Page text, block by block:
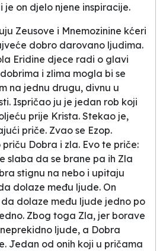
on djelo njene inspiracije.
Zeusove i Mnemozinine kćeri
dobro darovano ljudima.
Eridine djece radi o glavi
i zlima mogla bi se
na jednu drugu, divnu u
Ispričao ju je jedan rob koji
prije Krista. Stekao je,
priče. Zvao se Ezop.
priču Dobra i zla. Evo te priče:
slaba da se brane pa ih Zla
stignu na nebo i upitaju
dolaze među ljude. On
dolaze među ljude jedno po
Zbog toga Zla, jer borave
ljude, a Dobra
Jedan od onih koji u pričama